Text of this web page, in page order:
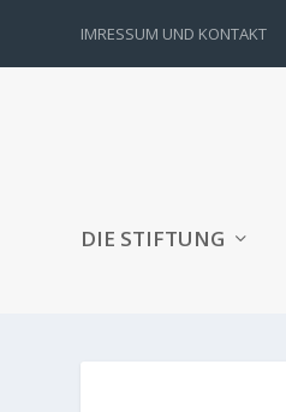
IMRESSUM UND KONTAKT
DIE STIFTUNG